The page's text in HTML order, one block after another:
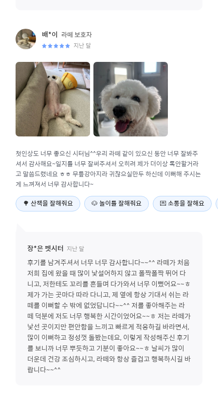
배*이 라떼보호자
지난 달
첫인상도 너무 좋으신 시터님^^우리 라떼 같이 있으신 동안 너무 잘봐주
셔서 감사해요~일지를 너무 잘써주셔서 오히려 제가 더이상 톡안할거라
고 말씀드렸네요 ㅎㅎ 무릎강아지라 귀찮으실만두 하신데 이뻐해 주시는
게 느껴져서 너무 감사합니다~
🌳 산책을 잘해줘요 🐶놀이를 잘해줘요 💌 소통을 잘해요
장*은펫시터 지난 달
후기를 남겨주셔서 너무 너무 감사합니다~~^^ 라떼가 처음
저희 집에 왔을 때 많이 낯설어하지 않고 폴짝폴짝 뛰어 다
니고, 저한테도 꼬리를 흔들며 다가와서 너무 이뻤어요~~ㅎ
제가 가는 곳마다 따라 다니고, 제 옆에 항상 기대서 쉬는 라
떼를 이뻐할 수 밖에 없었답니다~~^^ 저를 좋아해주는 라
떼 덕분에 저도 너무 행복한 시간이었어요~~ㅎ 저는 라떼가
낯선 곳이지만 편안함을 느끼고 빠르게 적응하길 바라면서,
많이 이뻐하고 정성껏 돌봤는데요, 이렇게 작성해주신 후기
를 보니까 너무 뿌듯하고 기분이 좋아요~~ㅎ 날씨가 많이
더운데 건강 조심하시고, 라떼와 항상 즐겁고 행복하시길 바
랍니다~~^^